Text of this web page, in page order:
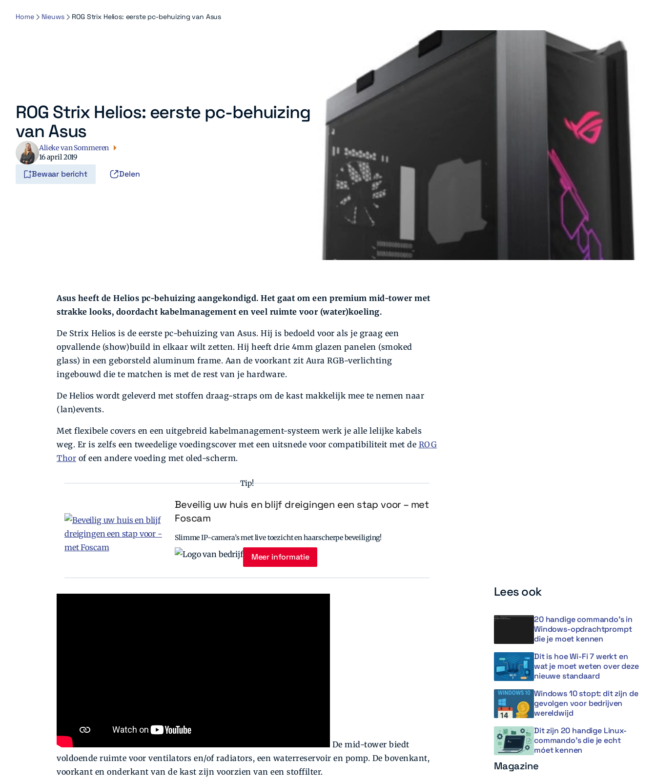
Home Nieuws ROG Strix Helios: eerste pc-behuizing van Asus
ROG Strix Helios: eerste pc-behuizing
van Asus
Alieke van Sommeren
16 april 2019
Bewaar bericht Delen
Asus heeft de Helios pc-behuizing aangekondigd. Het gaat om een premium mid-tower met
strakke looks, doordacht kabelmanagement en veel ruimte voor (water)koeling.
De Strix Helios is de eerste pc-behuizing van Asus. Hij is bedoeld voor als je graag een
opvallende (show)build in elkaar wilt zetten. Hij heeft drie 4mm glazen panelen (smoked
glass) in een geborsteld aluminum frame. Aan de voorkant zit Aura RGB-verlichting
ingebouwd die te matchen is met de rest van je hardware.
De Helios wordt geleverd met stoffen draag-straps om de kast makkelijk mee te nemen naar
(lan)events.
Met flexibele covers en een uitgebreid kabelmanagement-systeem werk je alle lelijke kabels
weg. Er is zelfs een tweedelige voedingscover met een uitsnede voor compatibiliteit met de ROG
Thor of een andere voeding met oled-scherm.
Tip!
Beveilig uw huis en blijf dreigingen een stap voor – met
Foscam
Slimme IP-camera’s met live toezicht en haarscherpe beveiliging!
Meer informatie
De mid-tower biedt
voldoende ruimte voor ventilators en/of radiators, een waterreservoir en pomp. De bovenkant,
voorkant en onderkant van de kast zijn voorzien van een stoffilter.
Lees ook
20 handige commando’s in
Windows-opdrachtprompt
die je moet kennen
Dit is hoe Wi-Fi 7 werkt en
wat je moet weten over deze
nieuwe standaard
Windows 10 stopt: dit zijn de
gevolgen voor bedrijven
wereldwijd
Dit zijn 20 handige Linux-
commando’s die je echt
móet kennen
Magazine